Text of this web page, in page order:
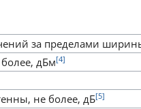
за пределами
дБм[4]
не более, дБ[5]